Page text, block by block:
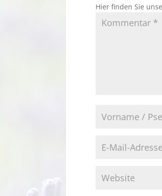
Hier finden Sie